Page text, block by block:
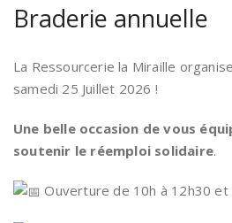
Braderie annuelle
La Ressourcerie la Miraille
samedi 25 Juillet 2026 !
Une belle occasion de vous
soutenir le réemploi solidaire.
Ouverture de 10h à 12h30 et